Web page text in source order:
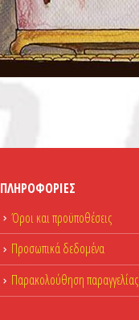
ΠΛΗΡΟΦΟΡΊΕΣ
Όροι και προϋποθέσεις
Προσωπικά δεδομένα
Παρακολούθηση παραγγελίας